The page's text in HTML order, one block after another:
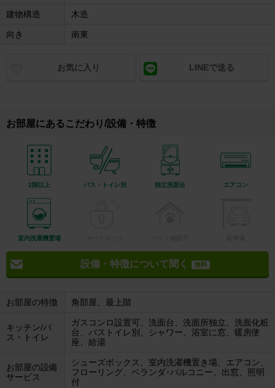
建物構造 木造
向き 南東
お気に入り LINEで送る
お部屋にあるこだわり/設備・特徴
2階以上 バス・トイレ別 独立洗面台 エアコン
室内洗濯機置場
設備・特徴について聞く 無料
お部屋の特徴 角部屋、最上階
キッチン/バ
ス・トイレ
ガスコンロ設置可、洗面台、洗面所独立、洗面化粧
台、バストイレ別、シャワー、浴室に窓、暖房便
座、給湯
お部屋の設備
サービス
シューズボックス、室内洗濯機置き場、エアコン、
フローリング、ベランダ･バルコニー、出窓、照明
付